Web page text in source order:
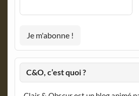
C&O, c’est quoi ?